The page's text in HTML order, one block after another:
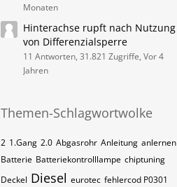
Monaten
Hinterachse rupft nach Nutzung
von Differenzialsperre
11 Antworten, 31.821 Zugriffe, Vor 4
Jahren
Themen-Schlagwortwolke
2 1.Gang 2.0 Abgasrohr Anleitung anlernen
Batterie Batteriekontrolllampe chiptuning
Deckel Diesel eurotec fehlercod P0301